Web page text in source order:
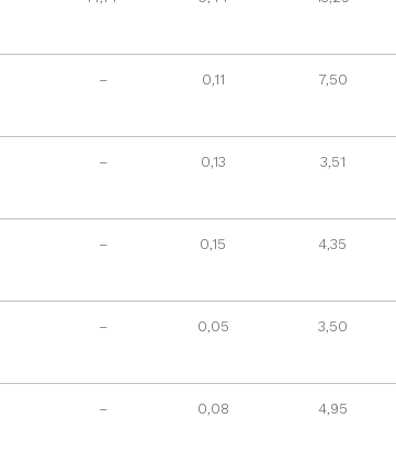
– 0,11 7,50
– 0,13 3,51
– 0,15 4,35
– 0,05 3,50
– 0,08 4,95